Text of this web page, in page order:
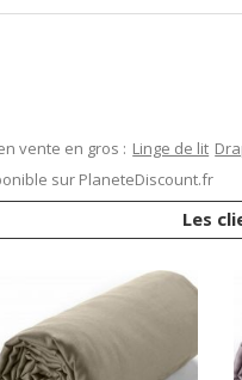
vente en gros : Linge de lit
sur PlaneteDiscount.fr
Les